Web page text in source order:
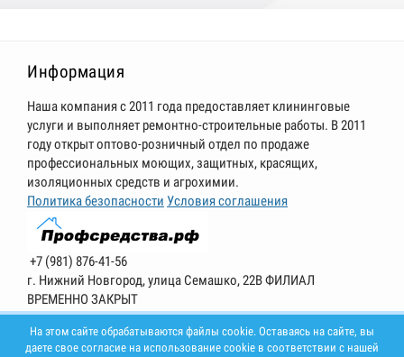
Информация
Наша компания с 2011 года предоставляет клининговые
услуги и выполняет ремонтно-строительные работы. В 2011
году открыт оптово-розничный отдел по продаже
профессиональных моющих, защитных, красящих,
изоляционных средств и агрохимии.
Политика безопасности Условия соглашения
+7 (981) 876-41-56
г. Нижний Новгород, улица Семашко, 22В ФИЛИАЛ
ВРЕМЕННО ЗАКРЫТ
Режим работы: 9:00 - 18:00 понедельник-пятница, выходной:
суббота, воскресенье.
На этом сайте обрабатываются файлы cookie. Оставаясь на сайте, вы
даете свое согласие на использование cookie в соответствии с нашей